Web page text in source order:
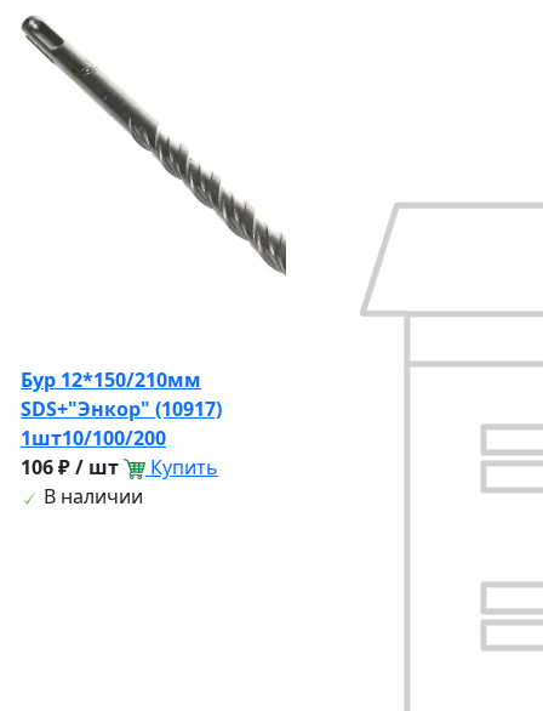
Бур 12*150/210мм
SDS+"Энкор" (10917)
1шт10/100/200
106 ₽ / шт
Купить
В наличии